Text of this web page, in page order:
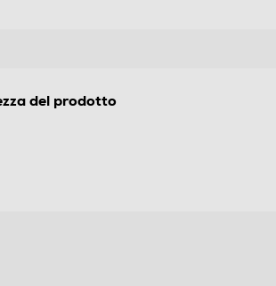
del prodotto